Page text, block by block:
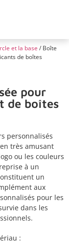
et la base / Boîte
de boîtes
pour
de boîtes
personnalisés
très amusant
ou les couleurs
à un
un
aux
pour les
dans les
: